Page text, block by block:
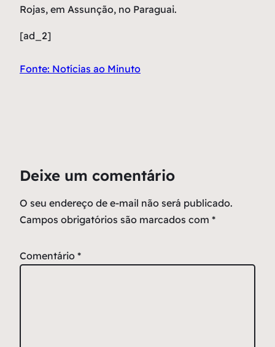
Rojas, em Assunção, no Paraguai.
[ad_2]
Fonte: Notícias ao Minuto
Deixe um comentário
O seu endereço de e-mail não será publicado.
Campos obrigatórios são marcados com *
Comentário *